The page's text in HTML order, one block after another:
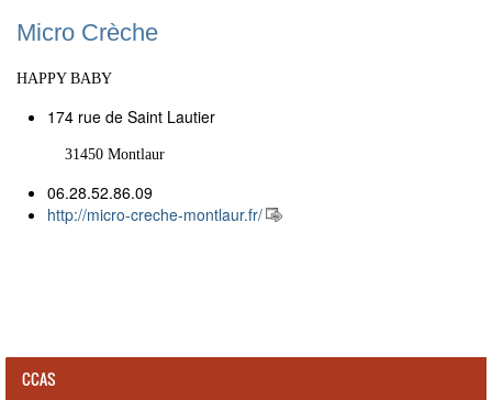
Micro Crèche
HAPPY BABY
174 rue de Saint Lautier
31450 Montlaur
06.28.52.86.09
http://micro-creche-montlaur.fr/
CCAS